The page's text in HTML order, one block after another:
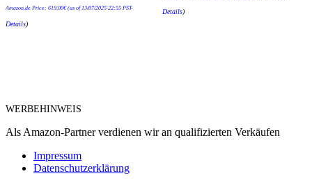
Amazon.de Price: 619,00€(as of 13/07/2025 22:55 PST-
Details)
Details)
WERBEHINWEIS
Als Amazon-Partner verdienen wir an qualifizierten Verkäufen
Impressum
Datenschutzerklärung